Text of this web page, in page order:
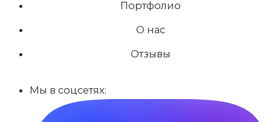
Портфолио
О нас
Отзывы
Мы в соцсетях: